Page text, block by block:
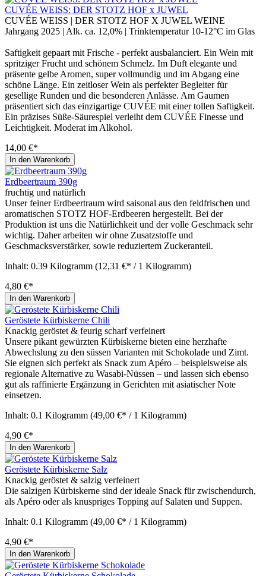
CUVÉE WEISS: DER STOTZ HOF x JUWEL
CUVÉE WEISS | DER STOTZ HOF X JUWEL WEINE
Jahrgang 2025 | Alk. ca. 12,0% | Trinktemperatur 10-12°C im Glas
Saftigkeit gepaart mit Frische - perfekt ausbalanciert. Ein Wein mit
spritziger Frucht und schönem Schmelz. Im Duft elegante und
präsente gelbe Aromen, super vollmundig und im Abgang eine
schöne Länge. Ein zeitloser Wein als perfekter Begleiter für
gesellige Runden und die besonderen Anlässe. Am Gaumen
präsentiert sich das einzigartige CUVÉE mit einer tollen Saftigkeit.
Ein präzises Süße-Säurespiel verleiht dem CUVÉE Finesse und
Leichtigkeit. Moderat im Alkohol.
14,00 €*
In den Warenkorb
Erdbeertraum 390g
fruchtig und natürlich
Unser feiner Erdbeertraum wird saisonal aus den feldfrischen und
aromatischen STOTZ HOF-Erdbeeren hergestellt. Bei der
Produktion ist uns die Natürlichkeit und der volle Geschmack sehr
wichtig. Daher arbeiten wir ohne Zusatzstoffe und
Geschmacksverstärker, sowie reduziertem Zuckeranteil.
Inhalt: 0.39 Kilogramm (12,31 €* / 1 Kilogramm)
4,80 €*
In den Warenkorb
Geröstete Kürbiskerne Chili
Knackig geröstet & feurig scharf verfeinert
Unsere pikant gewürzten Kürbiskerne bieten eine herzhafte
Abwechslung zu den süssen Varianten mit Schokolade und Zimt.
Sie eignen sich perfekt als Snack zum Apéro – beispielsweise als
regionale Alternative zu Wasabi-Nüssen – und lassen sich ebenso
gut als raffinierte Ergänzung in Gerichten mit asiatischer Note
einsetzen.
Inhalt: 0.1 Kilogramm (49,00 €* / 1 Kilogramm)
4,90 €*
In den Warenkorb
Geröstete Kürbiskerne Salz
Knackig geröstet & salzig verfeinert
Die salzigen Kürbiskerne sind der ideale Snack für zwischendurch,
als Apéro oder als knuspriges Topping auf Salaten und Suppen.
Inhalt: 0.1 Kilogramm (49,00 €* / 1 Kilogramm)
4,90 €*
In den Warenkorb